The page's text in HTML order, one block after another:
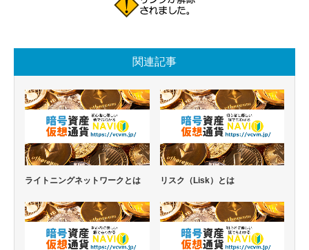
関連記事
ライトニングネットワークとは リスク（Lisk）とは